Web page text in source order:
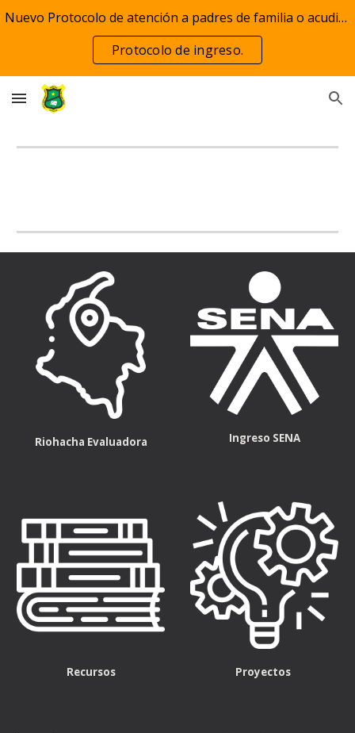
Nuevo Protocolo de atención a padres de familia o acudientes
Protocolo de ingreso.
Riohacha Evaluadora Ingreso SENA
Recursos Proyectos